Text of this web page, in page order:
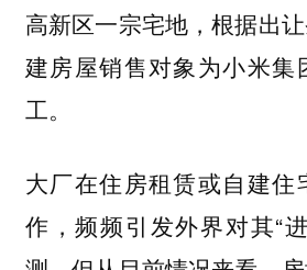
高新区一宗宅地，根据出
建房屋销售对象为小米集
工。
大厂在住房租赁或自建住
作，频频引发外界对其“